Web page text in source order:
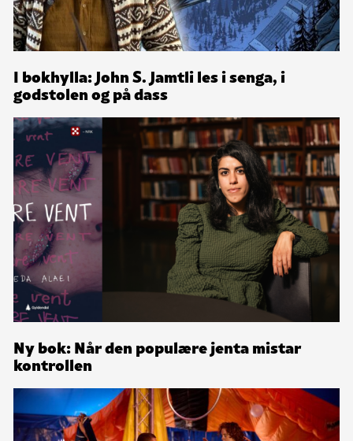
I bokhylla: John S. Jamtli les i senga, i
godstolen og på dass
Ny bok: Når den populære jenta mistar
kontrollen